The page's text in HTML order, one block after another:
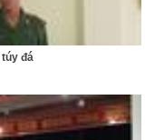
đá